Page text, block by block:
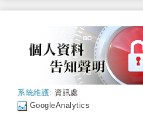
系統維護: 資訊處
GoogleAnalytics